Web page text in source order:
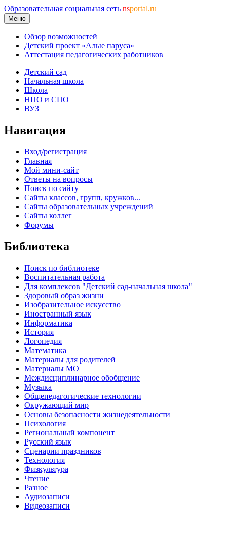
Образовательная социальная сеть nsportal.ru
Меню
Обзор возможностей
Детский проект «Алые паруса»
Аттестация педагогических работников
Детский сад
Начальная школа
Школа
НПО и СПО
ВУЗ
Навигация
Вход/регистрация
Главная
Мой мини-сайт
Ответы на вопросы
Поиск по сайту
Сайты классов, групп, кружков...
Сайты образовательных учреждений
Сайты коллег
Форумы
Библиотека
Поиск по библиотеке
Воспитательная работа
Для комплексов "Детский сад-начальная школа"
Здоровый образ жизни
Изобразительное искусство
Иностранный язык
Информатика
История
Логопедия
Математика
Материалы для родителей
Материалы МО
Междисциплинарное обобщение
Музыка
Общепедагогические технологии
Окружающий мир
Основы безопасности жизнедеятельности
Психология
Региональный компонент
Русский язык
Сценарии праздников
Технология
Физкультура
Чтение
Разное
Аудиозаписи
Видеозаписи